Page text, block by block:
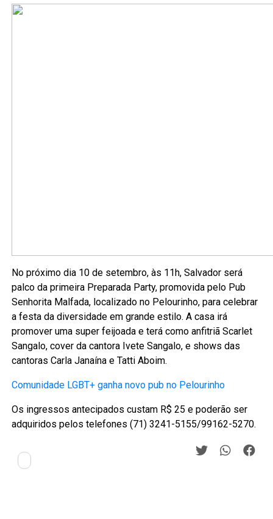
No próximo dia 10 de setembro, às 11h, Salvador será
palco da primeira Preparada Party, promovida pelo Pub
Senhorita Malfada, localizado no Pelourinho, para celebrar
a festa da diversidade em grande estilo. A casa irá
promover uma super feijoada e terá como anfitriã Scarlet
Sangalo, cover da cantora Ivete Sangalo, e shows das
cantoras Carla Janaína e Tatti Aboim.
Comunidade LGBT+ ganha novo pub no Pelourinho
Os ingressos antecipados custam R$ 25 e poderão ser
adquiridos pelos telefones (71) 3241-5155/99162-5270.